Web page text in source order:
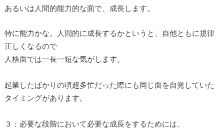
あるいは人間的能力的な面で、成長します。
特に能力かな。人間的に成長するかというと、自他ともに規律
正しくなるので
人格面では一長一短な気がします。
起業したばかりの頃超多忙だった際にも同じ面を自覚していた
タイミングがあります。
３：必要な段階において必要な成長をするためには、